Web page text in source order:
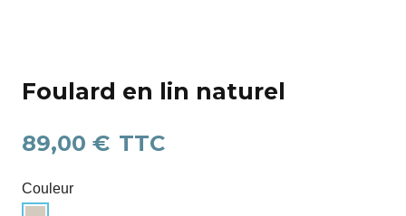
Foulard en lin naturel
89,00 € TTC
Couleur